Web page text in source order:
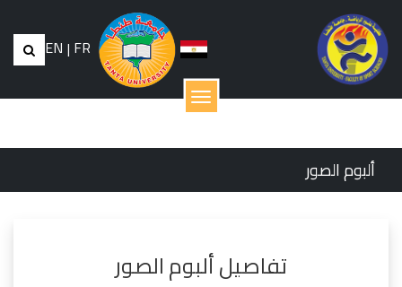
EN | FR
القائمة
ألبوم الصور
تفاصيل ألبوم الصور